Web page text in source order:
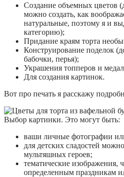
Создание объемных цветов
можно создать, как
натуральные, поэтому я и
категорию);
Придание краям торта
Конструирование поделок
бабочки, перья);
Украшения топперов и
Для создания картинок.
Вот про печать я расскажу
Выбор картинки. Это могут быть:
ваши личные фотографии
для детских сладостей
мультяшных героев;
тематические изображения,
определенным праздникам